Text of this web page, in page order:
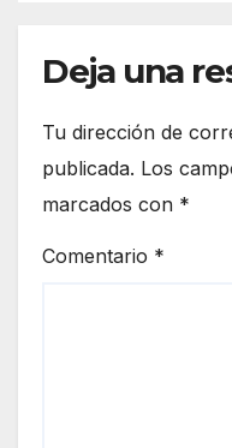
Deja una
Tu dirección de
publicada. Los
marcados con *
Comentario *